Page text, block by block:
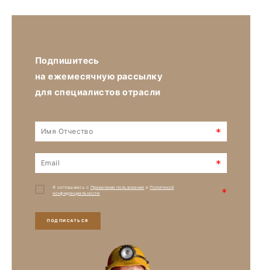
Подпишитесь
на ежемесячную рассылку
для специалистов отрасли
*
*
Я соглашаюсь с Правилами пользования иПолитикой
конфиденциальности
*
ПОДПИСАТЬСЯ